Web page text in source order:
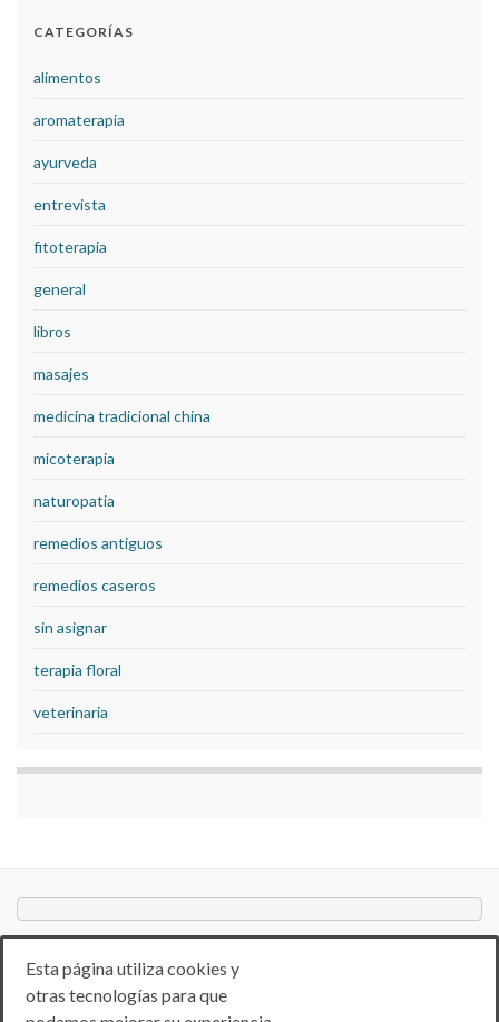
CATEGORÍAS
alimentos
aromaterapia
ayurveda
entrevista
fitoterapia
general
libros
masajes
medicina tradicional china
micoterapia
naturopatia
remedios antiguos
remedios caseros
sin asignar
terapia floral
veterinaria
Esta página utiliza cookies y
otras tecnologías para que